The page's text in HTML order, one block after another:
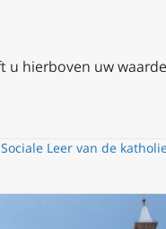
u hierboven uw
Sociale Leer van de